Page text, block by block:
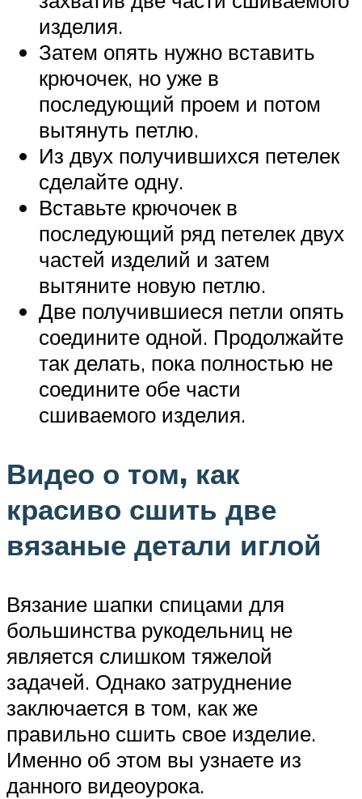
изделия.
Затем опять нужно вставить
крючочек, но уже в
последующий проем и потом
вытянуть петлю.
Из двух получившихся петелек
сделайте одну.
Вставьте крючочек в
последующий ряд петелек двух
частей изделий и затем
вытяните новую петлю.
Две получившиеся петли опять
соедините одной. Продолжайте
так делать, пока полностью не
соедините обе части
сшиваемого изделия.
Видео о том, как
красиво сшить две
вязаные детали иглой
Вязание шапки спицами для
большинства рукодельниц не
является слишком тяжелой
задачей. Однако затруднение
заключается в том, как же
правильно сшить свое изделие.
Именно об этом вы узнаете из
данного видеоурока.